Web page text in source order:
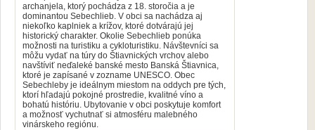
archanjela, ktorý pochádza z 18. storočia a je
dominantou Sebechlieb. V obci sa nachádza aj
niekoľko kaplniek a krížov, ktoré dotvárajú jej
historický charakter. Okolie Sebechlieb ponúka
možnosti na turistiku a cykloturistiku. Návštevníci sa
môžu vydať na túry do Štiavnických vrchov alebo
navštíviť neďaleké banské mesto Banská Štiavnica,
ktoré je zapísané v zozname UNESCO. Obec
Sebechleby je ideálnym miestom na oddych pre tých,
ktorí hľadajú pokojné prostredie, kvalitné víno a
bohatú históriu. Ubytovanie v obci poskytuje komfort
a možnosť vychutnať si atmosféru malebného
vinárskeho regiónu.